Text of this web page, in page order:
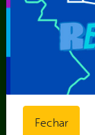
Licitações e
Obras Públicas
Planejamento e
Prestação de
Recursos
Fechar